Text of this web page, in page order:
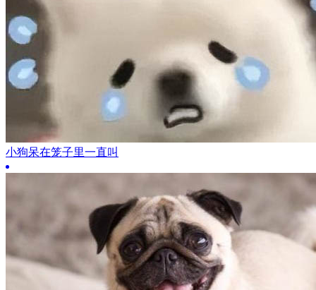
小狗呆在笼子里一直叫